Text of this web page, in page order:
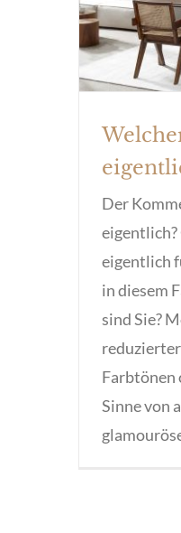
Der
eigentlich?
eigentlich
in diesem
sind Sie?
Farbtönen
Sinne von